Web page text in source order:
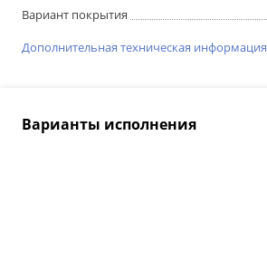
Вариант покрытия
Дополнительная техническая информация
Варианты исполнения